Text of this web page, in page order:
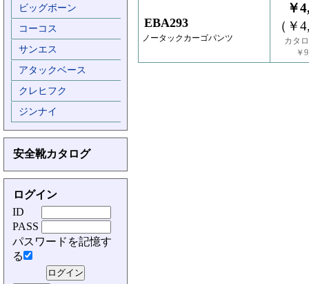
ビッグボーン
コーコス
サンエス
アタックベース
クレヒフク
ジンナイ
安全靴カタログ
ログイン
ID
PASS
パスワードを記憶す
る
EBA293
ノータックカーゴパンツ
￥
（￥
カタ
￥